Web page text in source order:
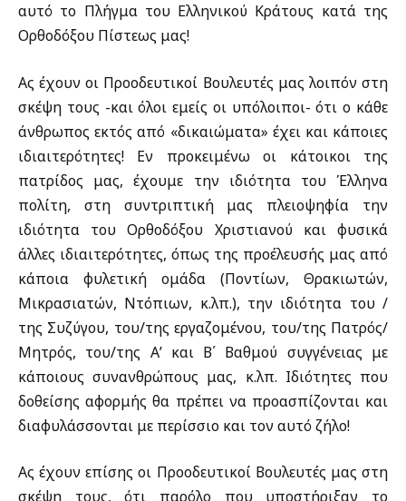
αυτό το Πλήγμα του Ελληνικού Κράτους κατά της
Ορθοδόξου Πίστεως μας!
Ας έχουν οι Προοδευτικοί Βουλευτές μας λοιπόν στη
σκέψη τους -και όλοι εμείς οι υπόλοιποι- ότι ο κάθε
άνθρωπος εκτός από «δικαιώματα» έχει και κάποιες
ιδιαιτερότητες! Εν προκειμένω οι κάτοικοι της
πατρίδος μας, έχουμε την ιδιότητα του Έλληνα
πολίτη, στη συντριπτική μας πλειοψηφία την
ιδιότητα του Ορθοδόξου Χριστιανού και φυσικά
άλλες ιδιαιτερότητες, όπως της προέλευσής μας από
κάποια φυλετική ομάδα (Ποντίων, Θρακιωτών,
Μικρασιατών, Ντόπιων, κ.λπ.), την ιδιότητα του /
της Συζύγου, του/της εργαζομένου, του/της Πατρός/
Μητρός, του/της Α’ και Β΄ Βαθμού συγγένειας με
κάποιους συνανθρώπους μας, κ.λπ. Ιδιότητες που
δοθείσης αφορμής θα πρέπει να προασπίζονται και
διαφυλάσσονται με περίσσιο και τον αυτό ζήλο!
Ας έχουν επίσης οι Προοδευτικοί Βουλευτές μας στη
σκέψη τους, ότι παρόλο που υποστήριξαν το